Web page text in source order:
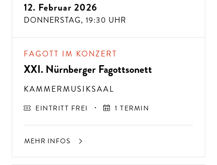
12. Februar 2026
DONNERSTAG, 19:30 UHR
FAGOTT IM KONZERT
XXI. Nürnberger Fagottsonett
KAMMERMUSIKSAAL
EINTRITT FREI 1 TERMIN
MEHR INFOS